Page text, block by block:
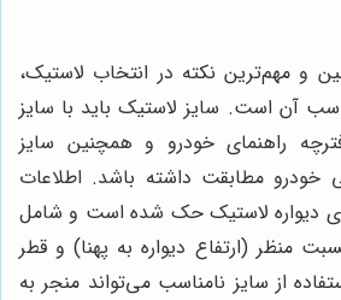
و مهم‌ترین نکته در انتخاب لاستیک،
آن است. سایز لاستیک باید با سایز
راهنمای خودرو و همچنین سایز
خودرو مطابقت داشته باشد. اطلاعات
دیواره لاستیک حک شده است و شامل
منظر (ارتفاع دیواره به پهنا) و قطر
از سایز نامناسب می‌تواند منجر به